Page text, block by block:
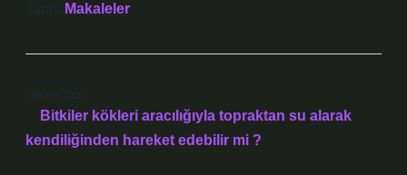
Tarih: Makaleler
Önceki Yazı
Bitkiler kökleri aracılığıyla topraktan su alarak
kendiliğinden hareket edebilir mi ?